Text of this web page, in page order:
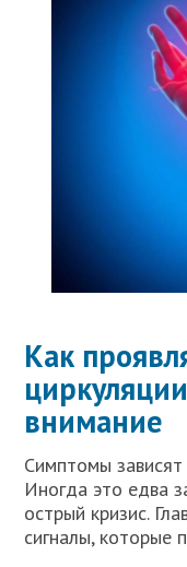
Как
внимание
Симптомы
Иногда это едва
острый кризис.
сигналы, которые